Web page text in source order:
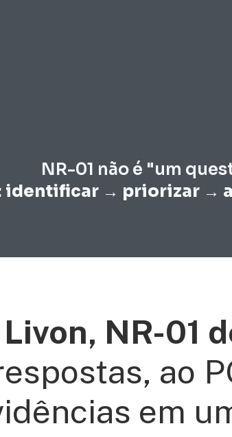
NR-01 não é "um
identificar → priorizar →
NR-01
ao
em